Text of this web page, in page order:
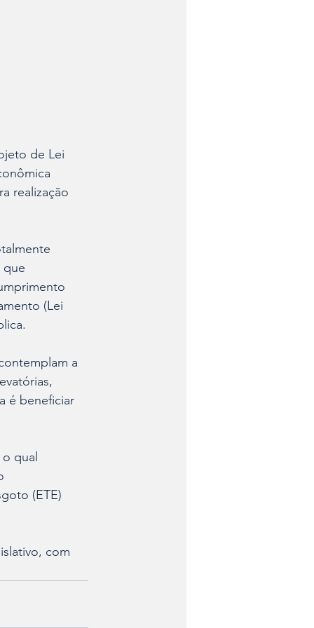
de Lei
realização
que
(Lei
a
é beneficiar
qual
(ETE)
com